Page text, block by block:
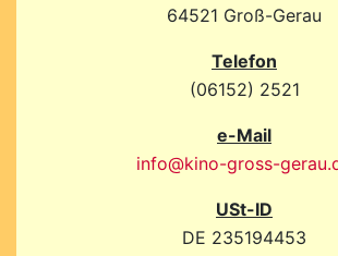
64521 Groß-Gerau
Telefon
(06152) 2521
e-Mail
info@kino-gross-
USt-ID
DE 235194453